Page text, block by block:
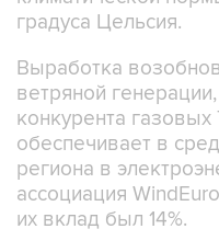
градуса Цельсия.
Выработка
ветряной
конкурента
обеспечивает в
региона в
ассоциация
их вклад был 14%.